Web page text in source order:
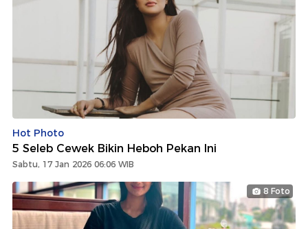
Hot Photo
5 Seleb Cewek Bikin Heboh Pekan Ini
Sabtu, 17 Jan 2026 06:06 WIB
8 Foto